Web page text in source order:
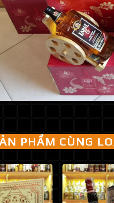
PHẨM CÙNG